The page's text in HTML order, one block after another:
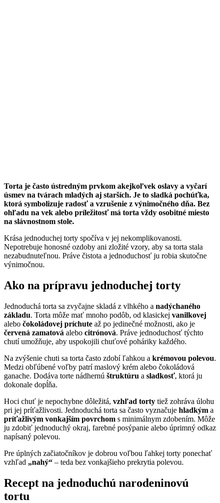
Torta je často ústredným prvkom akejkoľvek oslavy a vyčarí
úsmev na tvárach mladých aj starších. Je to sladká pochúťka,
ktorá symbolizuje radosť a vzrušenie z výnimočného dňa. Bez
ohľadu na vek alebo príležitosť má torta vždy osobitné miesto
na slávnostnom stole.
Krása jednoduchej torty spočíva v jej nekomplikovanosti.
Nepotrebuje honosné ozdoby ani zložité vzory, aby sa torta stala
nezabudnuteľnou. Práve čistota a jednoduchosť ju robia skutočne
výnimočnou.
Ako na prípravu jednoduchej torty
Jednoduchá torta sa zvyčajne skladá z vlhkého a nadýchaného
základu. Torta môže mať mnoho podôb, od klasickej vanilkovej
alebo čokoládovej príchute až po jedinečné možnosti, ako je
červená zamatová alebo citrónová. Práve jednoduchosť týchto
chutí umožňuje, aby uspokojili chuťové poháriky každého.
Na zvýšenie chuti sa torta často zdobí ľahkou a krémovou polevou.
Medzi obľúbené voľby patrí maslový krém alebo čokoládová
ganache. Dodáva torte nádhernú štruktúru a sladkosť, ktorá ju
dokonale dopĺňa.
Hoci chuť je nepochybne dôležitá, vzhľad torty tiež zohráva úlohu
pri jej príťažlivosti. Jednoduchá torta sa často vyznačuje hladkým a
príťažlivým vonkajším povrchom s minimálnym zdobením. Môže
ju zdobiť jednoduchý okraj, farebné posýpanie alebo úprimný odkaz
napísaný polevou.
Pre úplných začiatočníkov je dobrou voľbou ľahkej torty ponechať
vzhľad „nahý“ – teda bez vonkajšieho prekrytia polevou.
Recept na jednoduchú narodeninovú
tortu